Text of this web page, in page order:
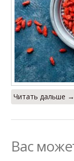
Читать дальше →
Вас